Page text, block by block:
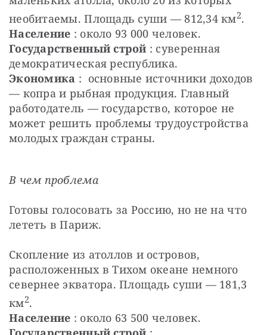
необитаемы. Площадь суши — 812,34 км2.
Население : около 93 000 человек.
Государственный строй : суверенная
демократическая республика.
Экономика :  основные источники доходов
— копра и рыбная продукция. Главный
работодатель — государство, которое не
может решить проблемы трудоустройства
молодых граждан страны.
В чем проблема
Готовы голосовать за Россию, но не на что
лететь в Париж.
Скопление из атоллов и островов,
расположенных в Тихом океане немного
севернее экватора. Площадь суши — 181,3
км2.
Население : около 63 500 человек.